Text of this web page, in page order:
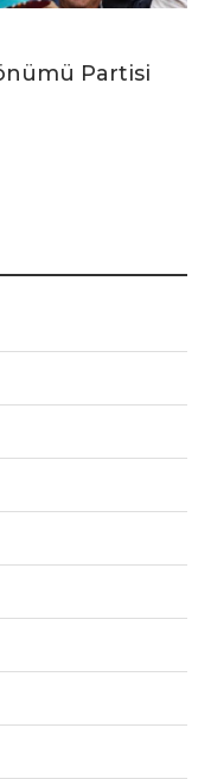
Partisi